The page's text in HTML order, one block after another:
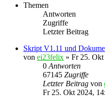
Themen
Antworten
Zugriffe
Letzter Beitrag
Skript V1.11 und
von ei23felix » Fr 25. Okt
0 Antworten
67145 Zugriffe
Letzter Beitrag von
Fr 25. Okt 2024,